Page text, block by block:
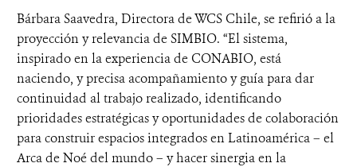
Bárbara Saavedra, Directora de WCS Chile, se refirió a la
proyección y relevancia de SIMBIO. “El sistema,
inspirado en la experiencia de CONABIO, está
naciendo, y precisa acompañamiento y guía para dar
continuidad al trabajo realizado, identificando
prioridades estratégicas y oportunidades de colaboración
para construir espacios integrados en Latinoamérica – el
Arca de Noé del mundo – y hacer sinergia en la